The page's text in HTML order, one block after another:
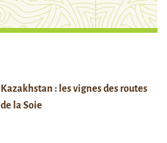
Kazakhstan : les vignes des routes
de la Soie